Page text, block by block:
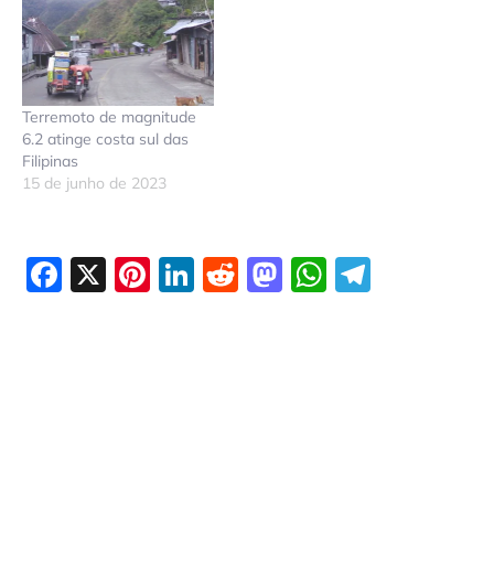
Terremoto de magnitude
6.2 atinge costa sul das
Filipinas
15 de junho de 2023
Facebook
X Pinterest
LinkedIn
Reddit
Mastodon